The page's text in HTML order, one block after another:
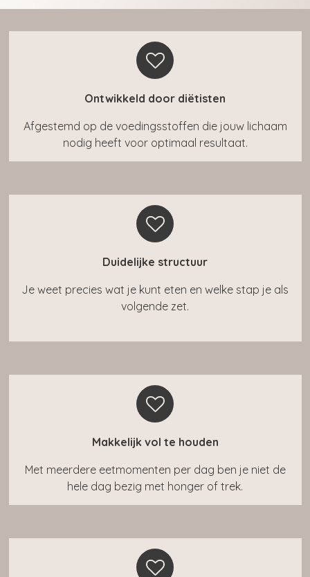
Ontwikkeld door diëtisten
Afgestemd op de voedingsstoffen die jouw lichaam
nodig heeft voor optimaal resultaat.
Duidelijke structuur
Je weet precies wat je kunt eten en welke stap je als
volgende zet.
Makkelijk vol te houden
Met meerdere eetmomenten per dag ben je niet de
hele dag bezig met honger of trek.